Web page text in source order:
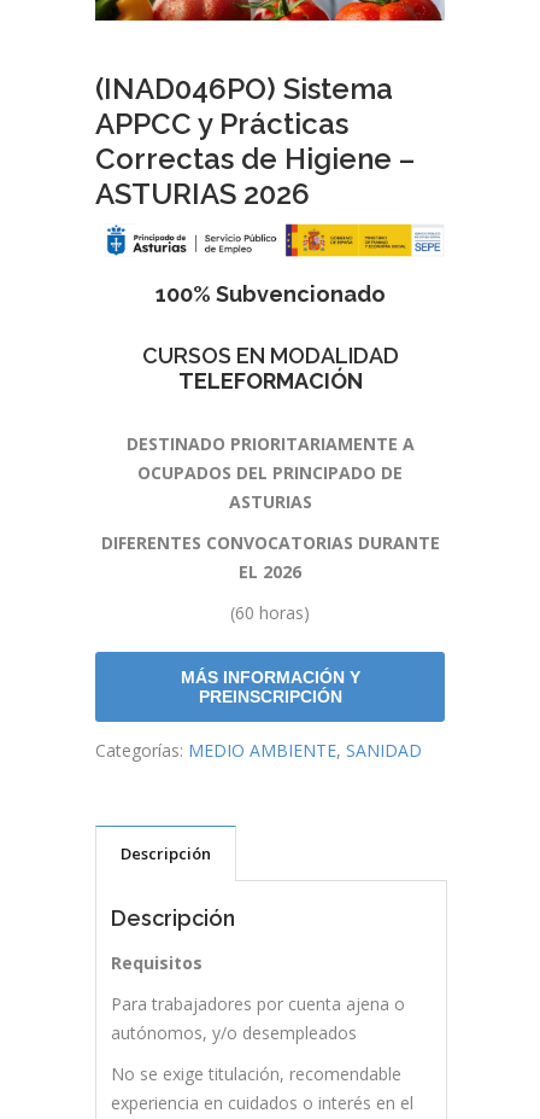
(INAD046PO) Sistema
APPCC y Prácticas
Correctas de Higiene –
ASTURIAS 2026
100% Subvencionado
CURSOS EN MODALIDAD
TELEFORMACIÓN
DESTINADO PRIORITARIAMENTE A
OCUPADOS DEL PRINCIPADO DE
ASTURIAS
DIFERENTES CONVOCATORIAS DURANTE
EL 2026
(60 horas)
MÁS INFORMACIÓN Y
PREINSCRIPCIÓN
Categorías: MEDIO AMBIENTE, SANIDAD
Descripción
Descripción
Requisitos
Para trabajadores por cuenta ajena o
autónomos, y/o desempleados
No se exige titulación, recomendable
experiencia en cuidados o interés en el